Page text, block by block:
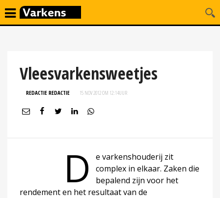
Vleesvarkensweetjes
REDACTIE REDACTIE 15 NOV 2012 OM 12:14UUR
D
e varkenshouderij zit
complex in elkaar. Zaken die
bepalend zijn voor het
rendement en het resultaat van de